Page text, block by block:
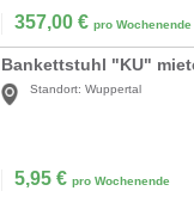
357,00 € pro Wochenende
Standort: Wuppertal
5,95 € pro Wochenende